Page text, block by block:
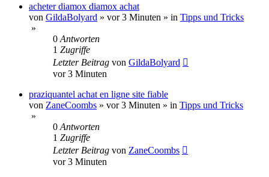
acheter diamox diamox achat
von GildaBolyard » vor 3 Minuten » in Tipps und Tricks
»
0 Antworten
1 Zugriffe
Letzter Beitrag von GildaBolyard
vor 3 Minuten
praziquantel achat en ligne site fiable
von ZaneCoombs » vor 3 Minuten » in Tipps und Tricks
»
0 Antworten
1 Zugriffe
Letzter Beitrag von ZaneCoombs
vor 3 Minuten